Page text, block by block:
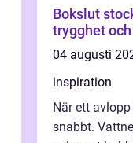
Bokslut stockholm så
trygghet
04 augusti
inspiration
När ett
snabbt.